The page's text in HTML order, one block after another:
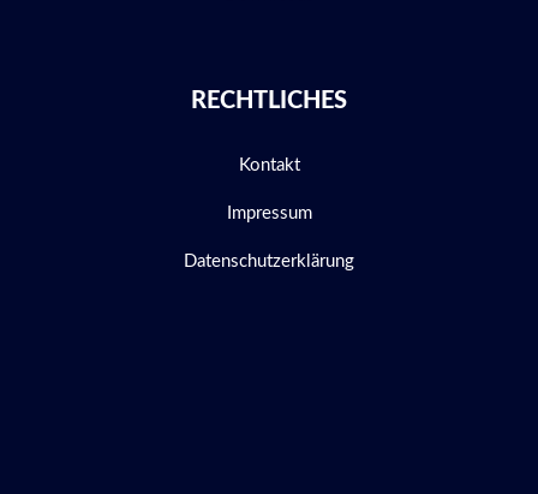
RECHTLICHES
Kontakt
Impressum
Datenschutzerklärung